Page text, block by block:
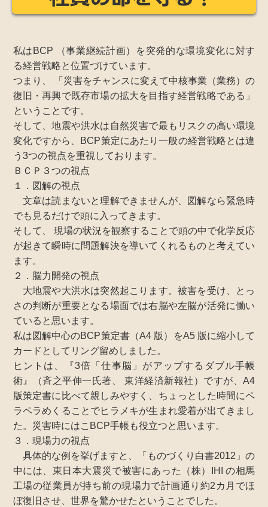
私はBCP （事業継続計画）を突発的な環境変化に対す
る経営戦略と位置づけています。
つまり、 「災害をチャンスに変えて中核事業（業務）の
復旧・再興で既存市場の拡大を目指す経営戦略である」
ということです。
そして、地震や洪水は自然災害で最もリスクの高い環境
変化ですから、BCP策定にあたり一般の経営戦略とは違
う3つの視点を重視しております。
ＢＣＰ３つの視点
１．図解の視点
文章は読まないと理解できませんが、図解なら緊急時
でも見るだけで頭に入ってきます。
そして、 現場の状況を観察することで頭の中で化学反応
が起きて瞬時に問題解決を導いてくれるものと考えてい
ます。
２．脳力開発の視点
大地震や大洪水は突然起こります。被害を受け、とっ
さの判断が重要となる場面では右脳や左脳が活発に働い
ていると思います。
私は図解中心のBCP策定書（A4 版）をA5 版に縮小して
カードとしてリング留めしました。
ヒントは、『3倍「仕事脳」がアップするダブル手帳
術』（斉之平伸一氏著、 東洋経済新報社）ですが、A4
版策定書に比べて親しみやすく、ちょっとした時間にペ
ラペラめくることでヒラメキが生まれ愛着が出てきまし
た。災害時にはこBCP手帳も役立つと思います。
３．現場力の視点
具体的な例を挙げますと、「ものづくり白書2012」の
中には、東日本大震災で被害にあった（株）IHI の相馬
工場の従業員が持ち前の現場力で計画通り約2カ月でほ
ぼ復旧させ、世界を驚かせたということでした。